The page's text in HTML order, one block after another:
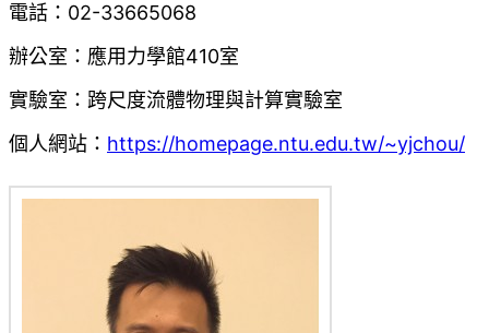
電話：02-33665068
辦公室：應用力學館410室
實驗室：跨尺度流體物理與計算實驗室
個人網站： https://homepage.ntu.edu.tw/~yjchou/